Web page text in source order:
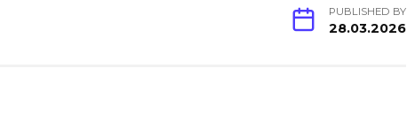
PUBLISHED BY
28.03.2026